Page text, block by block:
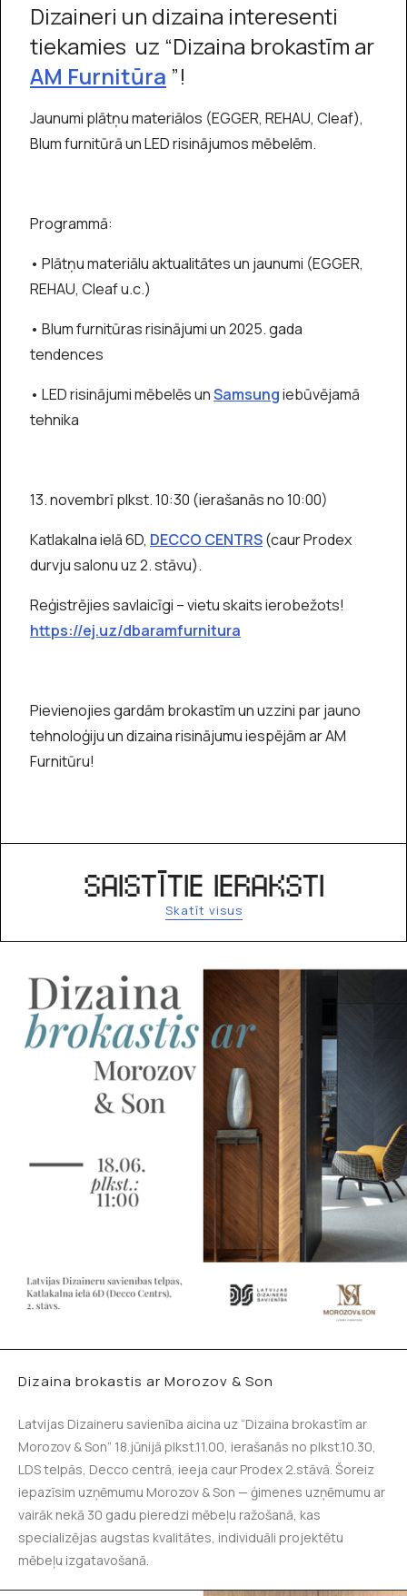
Dizaineri un dizaina interesenti
tiekamies uz “Dizaina brokastīm ar
AM Furnitūra ”!
Jaunumi plātņu materiālos (EGGER, REHAU, Cleaf),
Blum furnitūrā un LED risinājumos mēbelēm.
Programmā:
• Plātņu materiālu aktualitātes un jaunumi (EGGER,
REHAU, Cleaf u.c.)
• Blum furnitūras risinājumi un 2025. gada
tendences
• LED risinājumi mēbelēs unSamsungiebūvējamā
tehnika
13. novembrī plkst. 10:30 (ierašanās no 10:00)
Katlakalna ielā 6D, DECCO CENTRS(caur Prodex
durvju salonu uz 2. stāvu).
Reģistrējies savlaicīgi – vietu skaits ierobežots!
https://ej.uz/dbaramfurnitura
Pievienojies gardām brokastīm un uzzini par jauno
tehnoloģiju un dizaina risinājumu iespējām ar AM
Furnitūru!
SAISTĪTIE IERAKSTI
Skatīt visus
Dizaina brokastis ar Morozov & Son
Latvijas Dizaineru savienība aicina uz “Dizaina brokastīm ar
Morozov & Son” 18.jūnijā plkst.11.00, ierašanās no plkst.10.30,
LDS telpās, Decco centrā, ieeja caur Prodex 2.stāvā. Šoreiz
iepazīsim uzņēmumu Morozov & Son — ģimenes uzņēmumu ar
vairāk nekā 30 gadu pieredzi mēbeļu ražošanā, kas
specializējas augstas kvalitātes, individuāli projektētu
mēbeļu izgatavošanā.